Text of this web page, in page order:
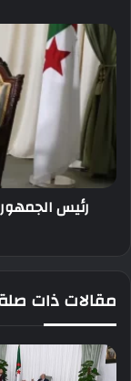
رئيس
الجمهورية
يكشف
عن
وموعد
البطالة
رئيس
مقالات ذات